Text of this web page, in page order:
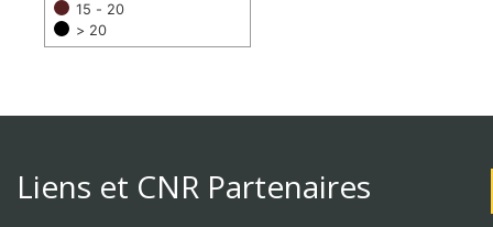
15 - 20
> 20
Liens et CNR Partenaires